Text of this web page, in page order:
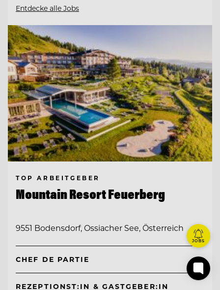
Entdecke alle Jobs
TOP ARBEITGEBER
Mountain Resort Feuerberg
9551 Bodensdorf, Ossiacher See, Österreich
CHEF DE PARTIE
REZEPTIONST:IN & GASTGEBER:IN
JOBS